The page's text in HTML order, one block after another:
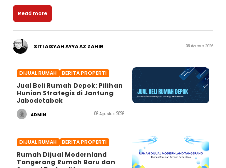
Read more
SITI AISYAH AYYA AZ ZAHIR 06 Agustus 2026
DIJUAL RUMAH BERITA PROPERTI
Jual Beli Rumah Depok: Pilihan
Hunian Strategis di Jantung
Jabodetabek
ADMIN 06 Agustus 2026
DIJUAL RUMAH BERITA PROPERTI
Rumah Dijual Modernland
Tangerang Rumah Baru dan